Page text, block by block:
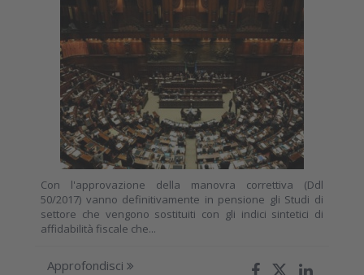
Con l'approvazione della manovra correttiva (Ddl
50/2017) vanno definitivamente in pensione gli Studi di
settore che vengono sostituiti con gli indici sintetici di
affidabilità fiscale che...
Approfondisci